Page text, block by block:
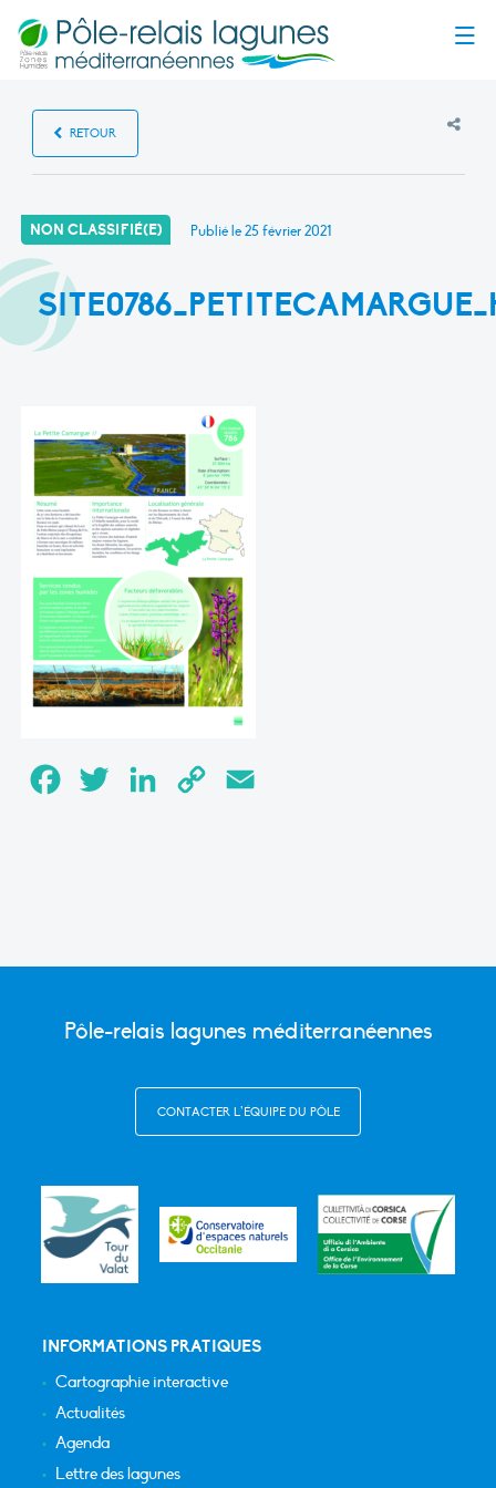
RETOUR
NON CLASSIFIÉ(E) Publié le25 février 2021
FacebookTwitter LinkedInCopy
Pôle-relais lagunes méditerranéennes
CONTACTER L’ÉQUIPE DU PÔLE
INFORMATIONS PRATIQUES
Cartographie interactive
Actualités
Agenda
Lettre des lagunes